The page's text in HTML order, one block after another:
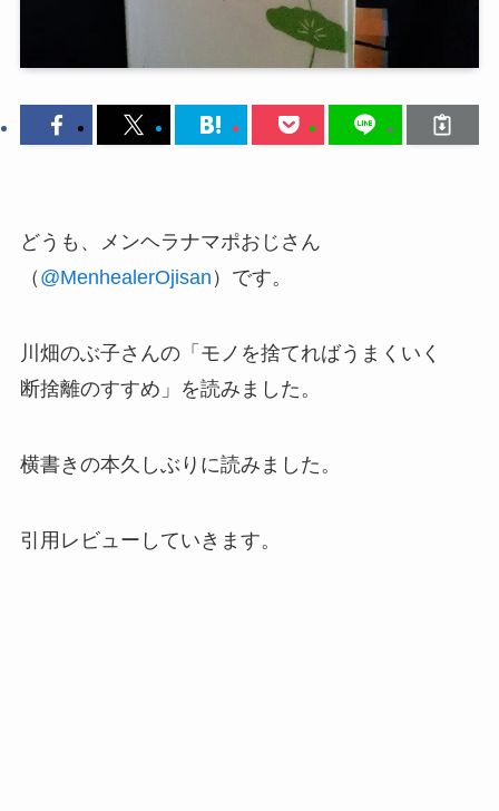
どうも、メンヘラナマポおじさん
（ @MenhealerOjisan ）です。
川畑のぶ子さんの「モノを捨てればうまくいく
断捨離のすすめ」を読みました。
横書きの本久しぶりに読みました。
引用レビューしていきます。